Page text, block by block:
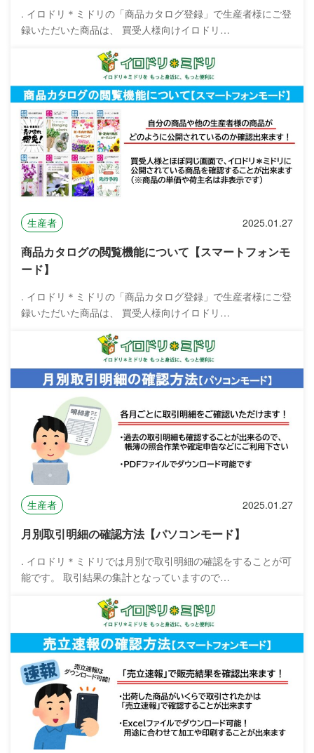
. イロドリ＊ミドリの「商品カタログ登録」で生産者様にご登
録いただいた商品は、 買受人様向けイロドリ…
生産者 2025.01.27
商品カタログの閲覧機能について【スマートフォンモ
ード】
. イロドリ＊ミドリの「商品カタログ登録」で生産者様にご登
録いただいた商品は、 買受人様向けイロドリ…
生産者 2025.01.27
月別取引明細の確認方法【パソコンモード】
. イロドリ＊ミドリでは月別で取引明細の確認をすることが可
能です。 取引結果の集計となっていますので…